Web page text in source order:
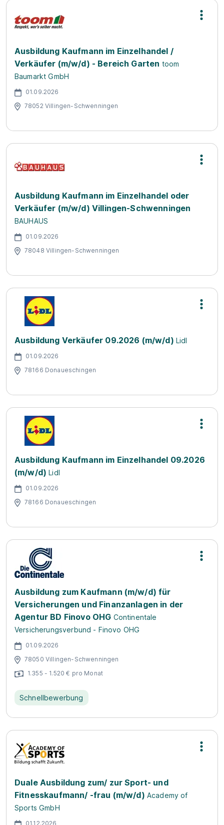
Ausbildung Kaufmann im Einzelhandel /
Verkäufer (m/w/d) - Bereich Garten toom
Baumarkt GmbH
01.09.2026
78052 Villingen-Schwenningen
Ausbildung Kaufmann im Einzelhandel oder
Verkäufer (m/w/d) Villingen-Schwenningen
BAUHAUS
01.09.2026
78048 Villingen-Schwenningen
Ausbildung Verkäufer 09.2026 (m/w/d) Lidl
01.09.2026
78166 Donaueschingen
Ausbildung Kaufmann im Einzelhandel 09.2026
(m/w/d) Lidl
01.09.2026
78166 Donaueschingen
Ausbildung zum Kaufmann (m/w/d) für
Versicherungen und Finanzanlagen in der
Agentur BD Finovo OHG Continentale
Versicherungsverbund - Finovo OHG
01.09.2026
78050 Villingen-Schwenningen
1.355 - 1.520 € pro Monat
Schnellbewerbung
Duale Ausbildung zum/ zur Sport- und
Fitnesskaufmann/ -frau (m/w/d) Academy of
Sports GmbH
01.12.2026